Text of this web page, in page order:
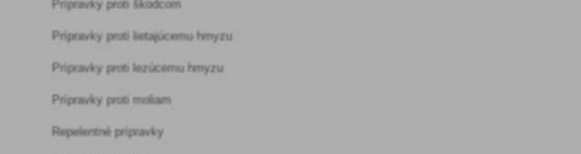
Prípravky proti škodcom
Prípravky proti lietajúcemu hmyzu
Prípravky proti lezúcemu hmyzu
Prípravky proti moliam
Repelentné prípravky